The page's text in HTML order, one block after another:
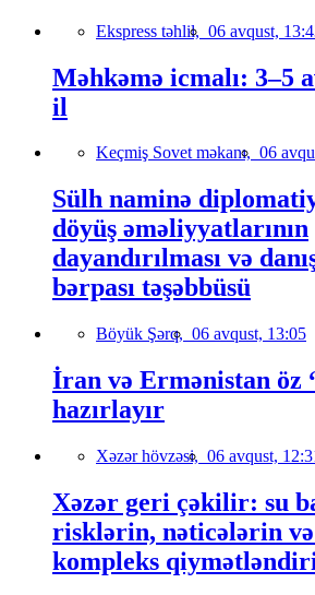
Ekspress təhlil, 06 avqust,
Məhkəmə icmalı: 3–5
il
Keçmiş Sovet məkanı, 06
Sülh naminə
döyüş əməliyyatlarının
dayandırılması və
bərpası təşəbbüsü
Böyük Şərq, 06 avqust, 13:05
İran və Ermənistan öz
hazırlayır
Xəzər hövzəsi, 06 avqust,
Xəzər geri çəkilir: su
risklərin, nəticələrin
kompleks